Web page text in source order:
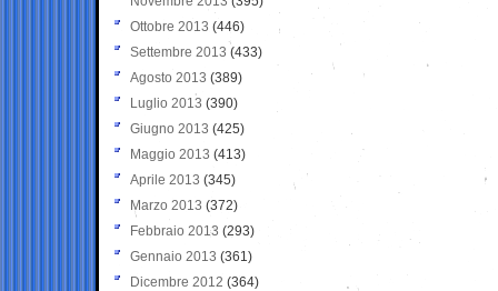
Ottobre 2013 (446)
Settembre 2013 (433)
Agosto 2013 (389)
Luglio 2013 (390)
Giugno 2013 (425)
Maggio 2013 (413)
Aprile 2013 (345)
Marzo 2013 (372)
Febbraio 2013 (293)
Gennaio 2013 (361)
Dicembre 2012 (364)